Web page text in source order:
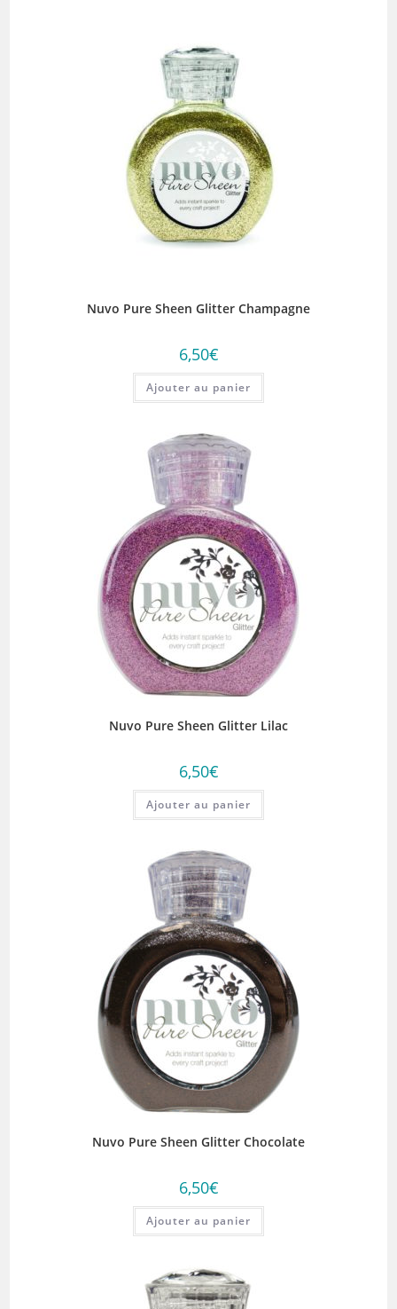
Nuvo Pure Sheen Glitter Champagne
6,50€
Ajouter au panier
Nuvo Pure Sheen Glitter Lilac
6,50€
Ajouter au panier
Nuvo Pure Sheen Glitter Chocolate
6,50€
Ajouter au panier